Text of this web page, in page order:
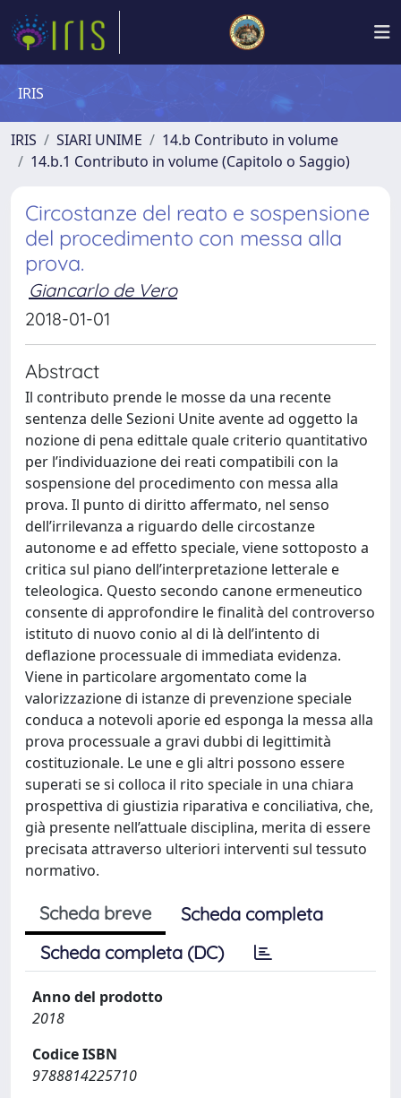
IRIS
IRIS SIARI UNIME
14.b Contributo in volume
14.b.1 Contributo in volume (Capitolo o Saggio)
Circostanze del reato e sospensione
del procedimento con messa alla
prova.
Giancarlo de Vero
2018-01-01
Abstract
Il contributo prende le mosse da una recente
sentenza delle Sezioni Unite avente ad oggetto la
nozione di pena edittale quale criterio quantitativo
per l’individuazione dei reati compatibili con la
sospensione del procedimento con messa alla
prova. Il punto di diritto affermato, nel senso
dell’irrilevanza a riguardo delle circostanze
autonome e ad effetto speciale, viene sottoposto a
critica sul piano dell’interpretazione letterale e
teleologica. Questo secondo canone ermeneutico
consente di approfondire le finalità del controverso
istituto di nuovo conio al di là dell’intento di
deflazione processuale di immediata evidenza.
Viene in particolare argomentato come la
valorizzazione di istanze di prevenzione speciale
conduca a notevoli aporie ed esponga la messa alla
prova processuale a gravi dubbi di legittimità
costituzionale. Le une e gli altri possono essere
superati se si colloca il rito speciale in una chiara
prospettiva di giustizia riparativa e conciliativa, che,
già presente nell’attuale disciplina, merita di essere
precisata attraverso ulteriori interventi sul tessuto
normativo.
Scheda breve
Scheda completa
Scheda completa (DC)
Anno del prodotto
2018
Codice ISBN
9788814225710